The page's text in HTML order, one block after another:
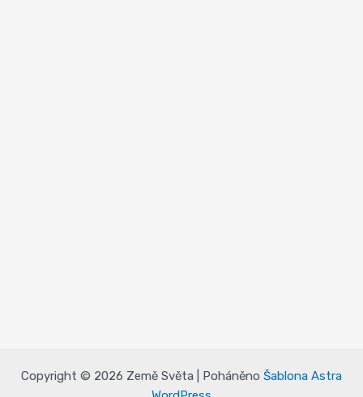
Copyright © 2026 Země Světa | Poháněno Šablona Astra